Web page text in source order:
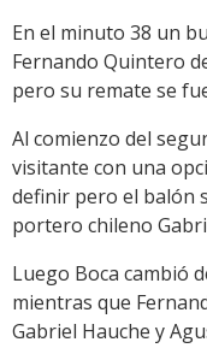
En el minuto 38 un
Fernando Quintero
pero su remate se
Al comienzo del
visitante con una
definir pero el balón
portero chileno
Luego Boca cambió
mientras que
Gabriel Hauche y